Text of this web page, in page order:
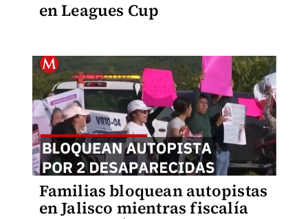
en Leagues Cup
Familias bloquean autopistas
en Jalisco mientras fiscalía